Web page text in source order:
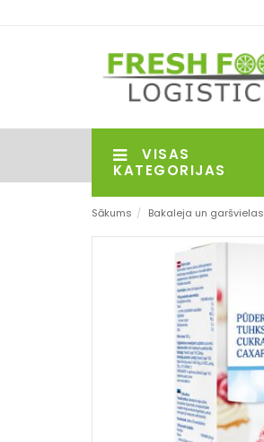
VISAS
KATEGORIJAS
Sākums / Bakaleja un garšvielas